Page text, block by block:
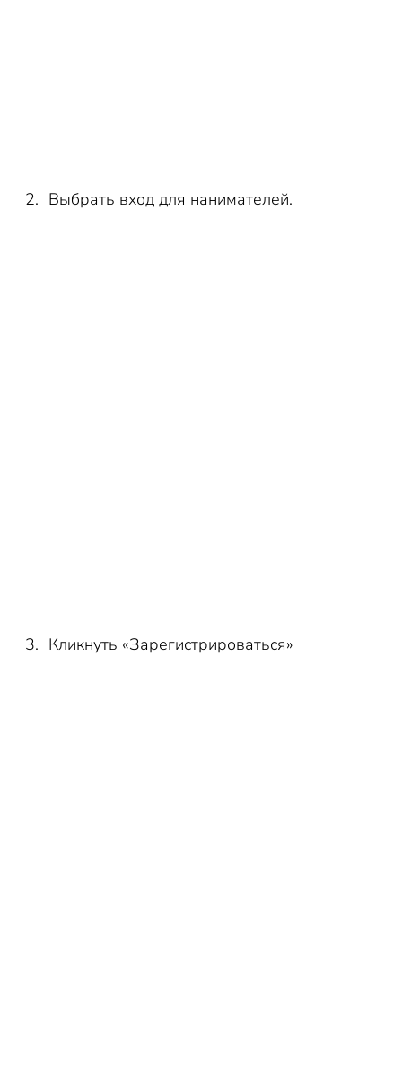
Выбрать вход для нанимателей.
Кликнуть «Зарегистрироваться»